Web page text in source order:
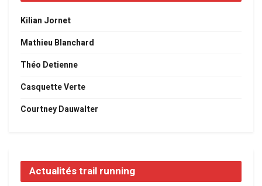
Kilian Jornet
Mathieu Blanchard
Théo Detienne
Casquette Verte
Courtney Dauwalter
Actualités trail running